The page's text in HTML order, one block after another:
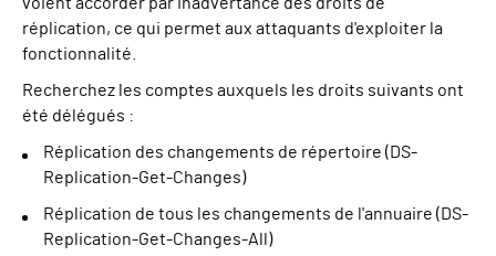
réplication, ce qui permet aux attaquants d'exploiter la
fonctionnalité.
Recherchez les comptes auxquels les droits suivants ont
été délégués :
Réplication des changements de répertoire (DS-
Replication-Get-Changes)
Réplication de tous les changements de l'annuaire (DS-
Replication-Get-Changes-All)